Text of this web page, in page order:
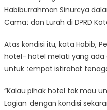
Habiburrahman Sinuraya
Camat dan Lurah di DPRD
Atas kondisi itu, kata Habib,
hotel- hotel melati yang ada
untuk tempat istirahat
“Kalau pihak hotel tak mau
Lagian, dengan kondisi